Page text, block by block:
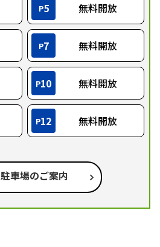
P5 無料開放
P7 無料開放
P10 無料開放
P12 無料開放
駐車場のご案内